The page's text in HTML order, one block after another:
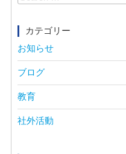
for:
カテゴリー
お知らせ
ブログ
教育
社外活動